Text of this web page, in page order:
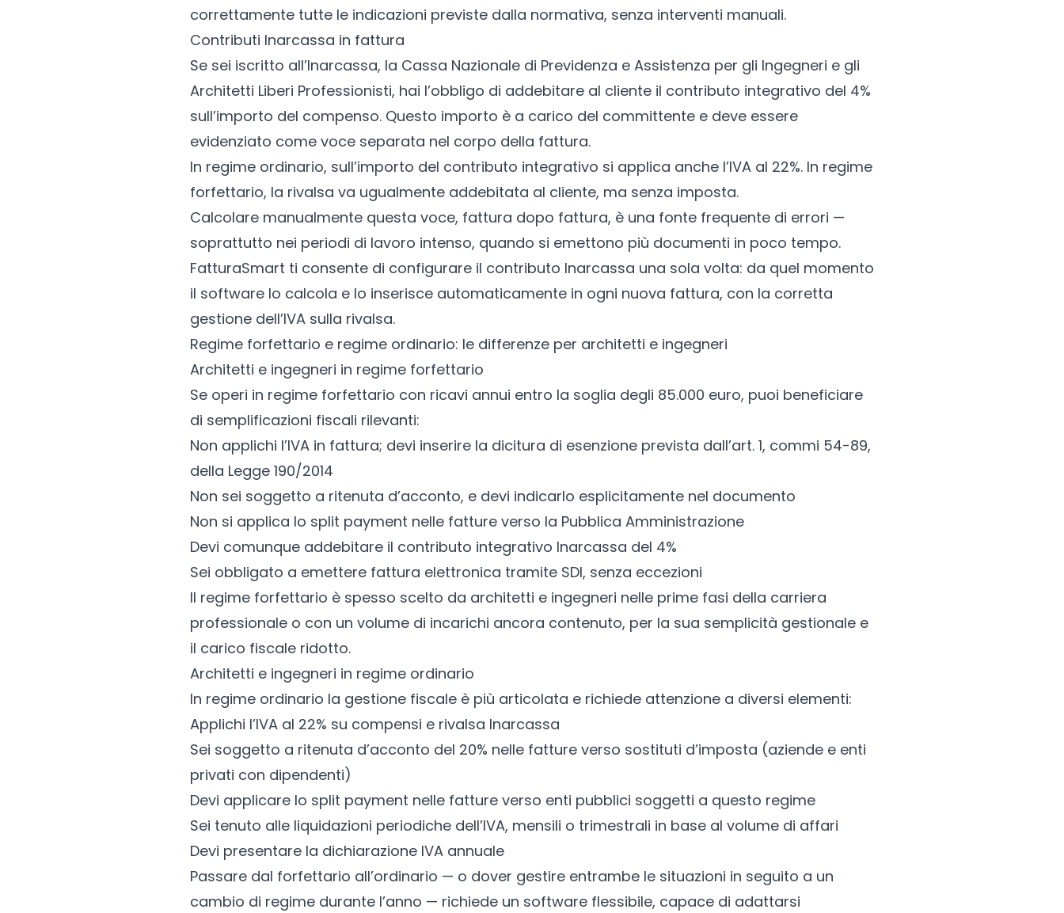
correttamente tutte le indicazioni previste dalla normativa, senza interventi manuali.
Contributi Inarcassa in fattura
Se sei iscritto all’Inarcassa, la Cassa Nazionale di Previdenza e Assistenza per gli Ingegneri e gli
Architetti Liberi Professionisti, hai l’obbligo di addebitare al cliente il contributo integrativo del 4%
sull’importo del compenso. Questo importo è a carico del committente e deve essere
evidenziato come voce separata nel corpo della fattura.
In regime ordinario, sull’importo del contributo integrativo si applica anche l’IVA al 22%. In regime
forfettario, la rivalsa va ugualmente addebitata al cliente, ma senza imposta.
Calcolare manualmente questa voce, fattura dopo fattura, è una fonte frequente di errori —
soprattutto nei periodi di lavoro intenso, quando si emettono più documenti in poco tempo.
FatturaSmart ti consente di configurare il contributo Inarcassa una sola volta: da quel momento
il software lo calcola e lo inserisce automaticamente in ogni nuova fattura, con la corretta
gestione dell’IVA sulla rivalsa.
Regime forfettario e regime ordinario: le differenze per architetti e ingegneri
Architetti e ingegneri in regime forfettario
Se operi in regime forfettario con ricavi annui entro la soglia degli 85.000 euro, puoi beneficiare
di semplificazioni fiscali rilevanti:
Non applichi l’IVA in fattura; devi inserire la dicitura di esenzione prevista dall’art. 1, commi 54-89,
della Legge 190/2014
Non sei soggetto a ritenuta d’acconto, e devi indicarlo esplicitamente nel documento
Non si applica lo split payment nelle fatture verso la Pubblica Amministrazione
Devi comunque addebitare il contributo integrativo Inarcassa del 4%
Sei obbligato a emettere fattura elettronica tramite SDI, senza eccezioni
Il regime forfettario è spesso scelto da architetti e ingegneri nelle prime fasi della carriera
professionale o con un volume di incarichi ancora contenuto, per la sua semplicità gestionale e
il carico fiscale ridotto.
Architetti e ingegneri in regime ordinario
In regime ordinario la gestione fiscale è più articolata e richiede attenzione a diversi elementi:
Applichi l’IVA al 22% su compensi e rivalsa Inarcassa
Sei soggetto a ritenuta d’acconto del 20% nelle fatture verso sostituti d’imposta (aziende e enti
privati con dipendenti)
Devi applicare lo split payment nelle fatture verso enti pubblici soggetti a questo regime
Sei tenuto alle liquidazioni periodiche dell’IVA, mensili o trimestrali in base al volume di affari
Devi presentare la dichiarazione IVA annuale
Passare dal forfettario all’ordinario — o dover gestire entrambe le situazioni in seguito a un
cambio di regime durante l’anno — richiede un software flessibile, capace di adattarsi